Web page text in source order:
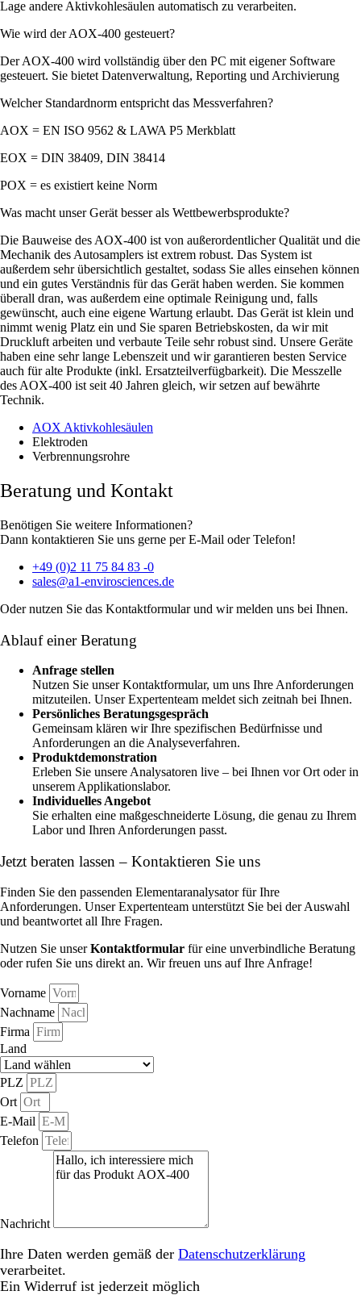
Lage andere Aktivkohlesäulen automatisch zu verarbeiten.
Wie wird der AOX-400 gesteuert?
Der AOX-400 wird vollständig über den PC mit eigener Software
gesteuert. Sie bietet Datenverwaltung, Reporting und Archivierung
Welcher Standardnorm entspricht das Messverfahren?
AOX = EN ISO 9562 & LAWA P5 Merkblatt
EOX = DIN 38409, DIN 38414
POX = es existiert keine Norm
Was macht unser Gerät besser als Wettbewerbsprodukte?
Die Bauweise des AOX-400 ist von außerordentlicher Qualität und die
Mechanik des Autosamplers ist extrem robust. Das System ist
außerdem sehr übersichtlich gestaltet, sodass Sie alles einsehen können
und ein gutes Verständnis für das Gerät haben werden. Sie kommen
überall dran, was außerdem eine optimale Reinigung und, falls
gewünscht, auch eine eigene Wartung erlaubt. Das Gerät ist klein und
nimmt wenig Platz ein und Sie sparen Betriebskosten, da wir mit
Druckluft arbeiten und verbaute Teile sehr robust sind. Unsere Geräte
haben eine sehr lange Lebenszeit und wir garantieren besten Service
auch für alte Produkte (inkl. Ersatzteilverfügbarkeit). Die Messzelle
des AOX-400 ist seit 40 Jahren gleich, wir setzen auf bewährte
Technik.
AOX Aktivkohlesäulen
Elektroden
Verbrennungsrohre
Beratung und Kontakt
Benötigen Sie weitere Informationen?
Dann kontaktieren Sie uns gerne per E-Mail oder Telefon!
+49 (0)2 11 75 84 83 -0
sales@a1-envirosciences.de
Oder nutzen Sie das Kontaktformular und wir melden uns bei Ihnen.
Ablauf einer Beratung
Anfrage stellen
Nutzen Sie unser Kontaktformular, um uns Ihre Anforderungen
mitzuteilen. Unser Expertenteam meldet sich zeitnah bei Ihnen.
Persönliches Beratungsgespräch
Gemeinsam klären wir Ihre spezifischen Bedürfnisse und
Anforderungen an die Analyseverfahren.
Produktdemonstration
Erleben Sie unsere Analysatoren live – bei Ihnen vor Ort oder in
unserem Applikationslabor.
Individuelles Angebot
Sie erhalten eine maßgeschneiderte Lösung, die genau zu Ihrem
Labor und Ihren Anforderungen passt.
Jetzt beraten lassen – Kontaktieren Sie uns
Finden Sie den passenden Elementaranalysator für Ihre
Anforderungen. Unser Expertenteam unterstützt Sie bei der Auswahl
und beantwortet all Ihre Fragen.
Nutzen Sie unserKontaktformular für eine unverbindliche Beratung
oder rufen Sie uns direkt an. Wir freuen uns auf Ihre Anfrage!
Vorname
Nachname
Firma
Land
PLZ
Ort
E-Mail
Telefon
Nachricht
Ihre Daten werden gemäß der Datenschutzerklärung
verarbeitet.
Ein Widerruf ist jederzeit möglich